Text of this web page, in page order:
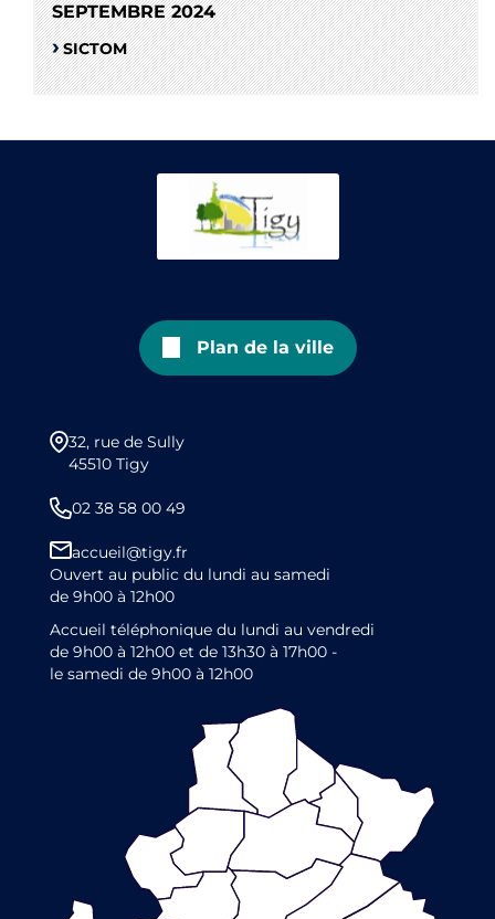
SEPTEMBRE 2024
SICTOM
Plan de la ville
32, rue de Sully
45510 Tigy
02 38 58 00 49
accueil@tigy.fr
Ouvert au public du lundi au samedi
de 9h00 à 12h00
Accueil téléphonique du lundi au vendredi
de 9h00 à 12h00 et de 13h30 à 17h00 -
le samedi de 9h00 à 12h00